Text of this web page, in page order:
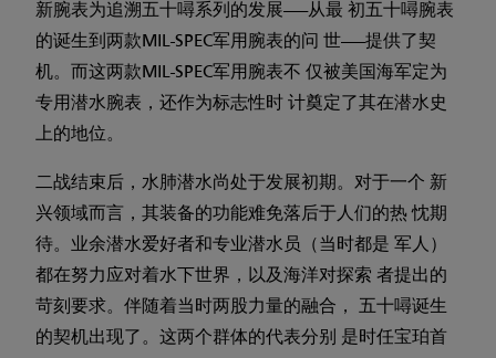
新腕表为追溯五十噚系列的发展——从最 初五十噚腕表
的诞生到两款MIL-SPEC军用腕表的问 世——提供了契
机。而这两款MIL-SPEC军用腕表不 仅被美国海军定为
专用潜水腕表，还作为标志性时 计奠定了其在潜水史
上的地位。
二战结束后，水肺潜水尚处于发展初期。对于一个 新
兴领域而言，其装备的功能难免落后于人们的热 忱期
待。业余潜水爱好者和专业潜水员（当时都是 军人）
都在努力应对着水下世界，以及海洋对探索 者提出的
苛刻要求。伴随着当时两股力量的融合， 五十噚诞生
的契机出现了。这两个群体的代表分别 是时任宝珀首